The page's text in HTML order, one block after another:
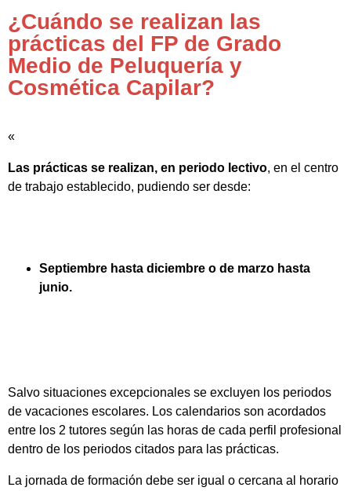
¿Cuándo se realizan las
prácticas del FP de Grado
Medio de Peluquería y
Cosmética Capilar?
«
Las prácticas se realizan, en periodo lectivo, en el centro
de trabajo establecido, pudiendo ser desde:
Septiembre hasta diciembre o de marzo hasta
junio.
Salvo situaciones excepcionales se excluyen los periodos
de vacaciones escolares. Los calendarios son acordados
entre los 2 tutores según las horas de cada perfil profesional
dentro de los periodos citados para las prácticas.
La jornada de formación debe ser igual o cercana al horario